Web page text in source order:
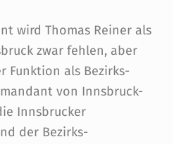
wird Thomas Reiner als
zwar fehlen, aber
Funktion als Bezirks-
von Innsbruck-
Innsbrucker
der Bezirks-